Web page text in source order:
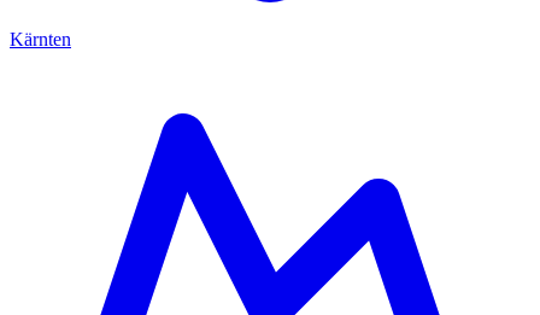
Kärnten